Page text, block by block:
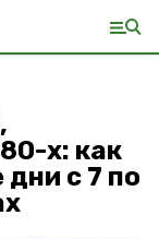
х: как
с 7 по